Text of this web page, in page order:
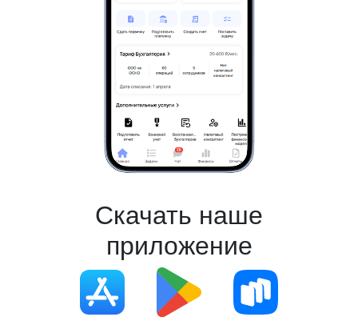
Скачать наше
приложение